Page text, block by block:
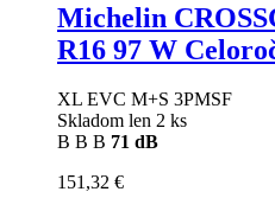
Michelin
R16 97 W
XL EVC M+S 3PMSF
Skladom len 2 ks
B B B 71 dB
151,32 €